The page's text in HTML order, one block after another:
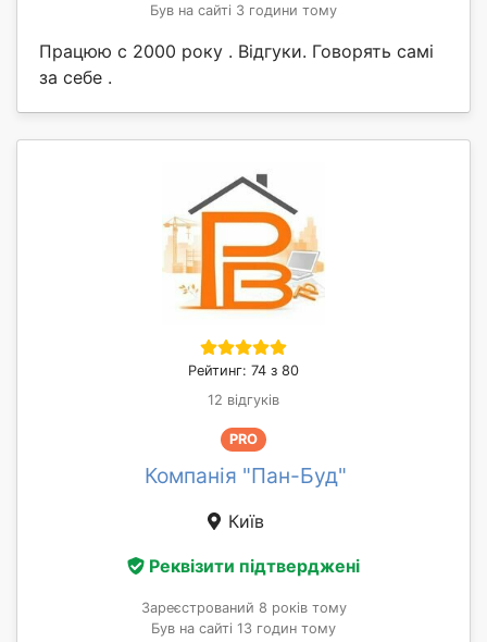
Був на сайті 3 години тому
Працюю с 2000 року . Відгуки. Говорять самі
за себе .
Рейтинг: 74 з 80
12 відгуків
PRO
Компанія "Пан-Буд"
Київ
Реквізити підтверджені
Зареєстрований 8 років тому
Був на сайті 13 годин тому